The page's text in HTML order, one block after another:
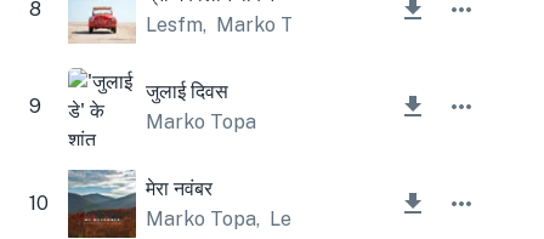
8
Lesfm, Marko Topa
9
जुलाई दिवस
Marko Topa
10
मेरा नवंबर
Marko Topa, Lesfm